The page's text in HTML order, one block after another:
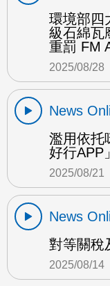
環境部四
級石綿瓦
重罰 FM
2025/08/28
News
濫用依托
好行APP
2025/08/21
News
對等關稅
2025/08/14